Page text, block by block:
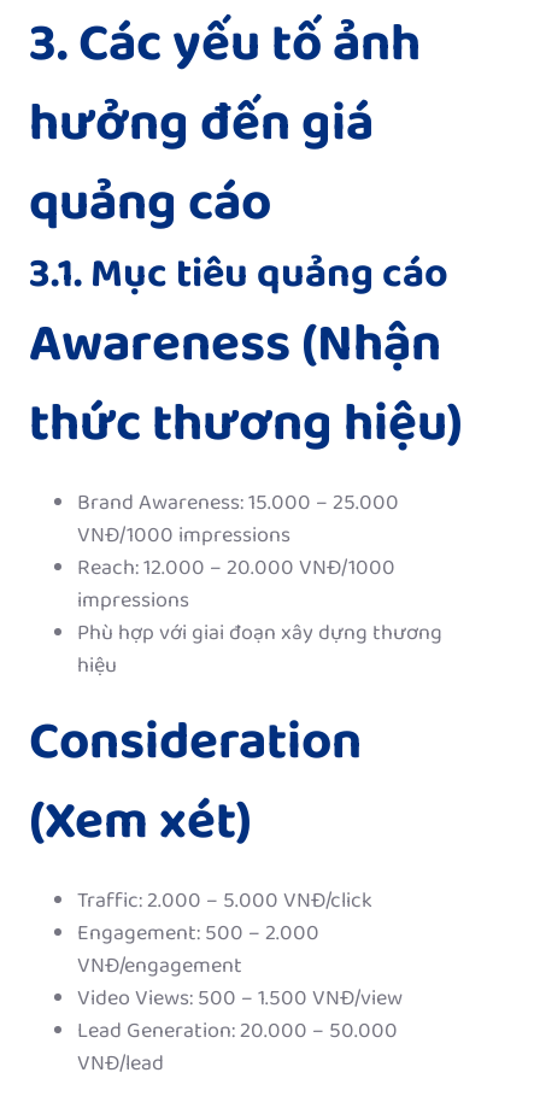
3. Các yếu tố ảnh
hưởng đến giá
quảng cáo
3.1. Mục tiêu quảng cáo
Awareness (Nhận
thức thương hiệu)
Brand Awareness: 15.000 – 25.000
VNĐ/1000 impressions
Reach: 12.000 – 20.000 VNĐ/1000
impressions
Phù hợp với giai đoạn xây dựng thương
hiệu
Consideration
(Xem xét)
Traffic: 2.000 – 5.000 VNĐ/click
Engagement: 500 – 2.000
VNĐ/engagement
Video Views: 500 – 1.500 VNĐ/view
Lead Generation: 20.000 – 50.000
VNĐ/lead